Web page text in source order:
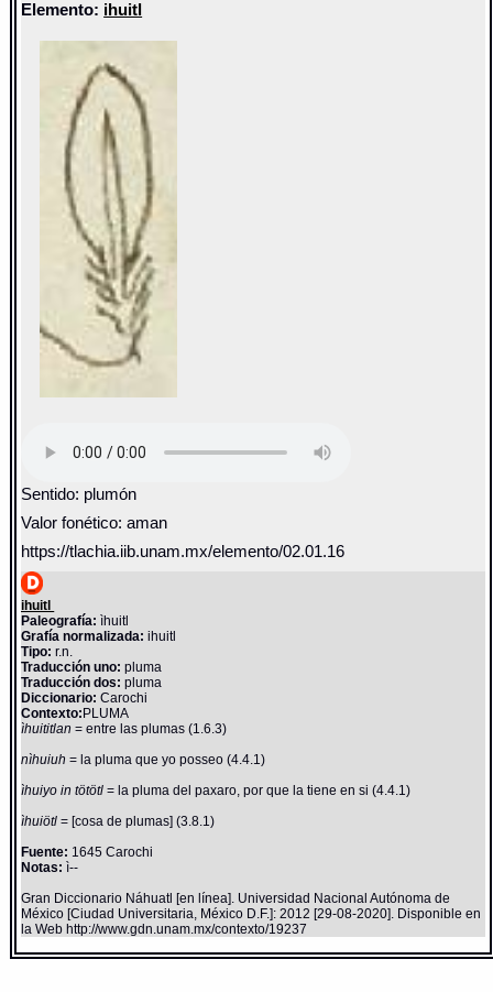
Elemento: ihuitl
Sentido: plumón
Valor fonético: aman
https://tlachia.iib.unam.mx/elemento/02.01.16
ihuitl
Paleografía: ìhuitl
Grafía normalizada: ihuitl
Tipo: r.n.
Traducción uno: pluma
Traducción dos: pluma
Diccionario:Carochi
Contexto: PLUMA
ìhuititlan= entre las plumas (1.6.3)
nìhuiuh= la pluma que yo posseo (4.4.1)
ìhuiyo in tötötl= la pluma del paxaro, por que la tiene en si (4.4.1)
ìhuiötl= [cosa de plumas] (3.8.1)
Fuente: 1645 Carochi
Notas: ì--
Gran Diccionario Náhuatl [en línea]. Universidad Nacional Autónoma de
México [Ciudad Universitaria, México D.F.]: 2012 [29-08-2020]. Disponible en
la Web http://www.gdn.unam.mx/contexto/19237